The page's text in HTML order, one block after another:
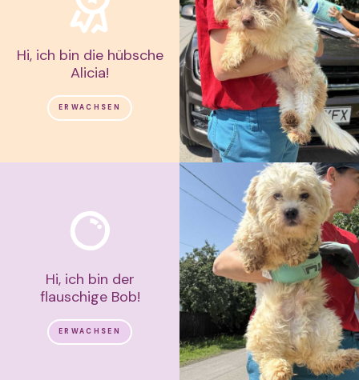
Hi, ich bin die hübsche
Alicia!
ERWACHSEN
Hi, ich bin der
flauschige Bob!
ERWACHSEN